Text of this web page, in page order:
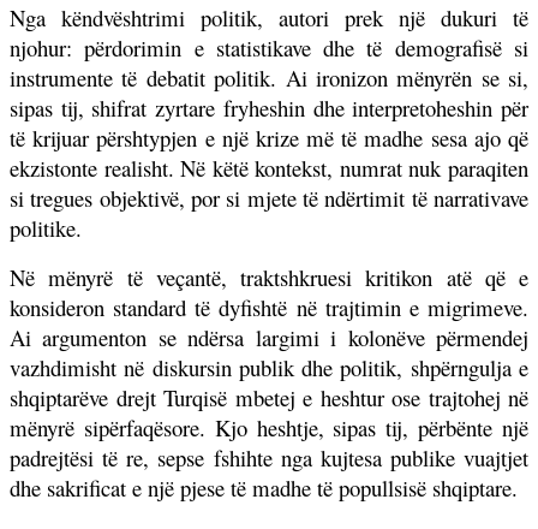
Nga këndvështrimi politik, autori prek një dukuri të
njohur: përdorimin e statistikave dhe të demografisë si
instrumente të debatit politik. Ai ironizon mënyrën se si,
sipas tij, shifrat zyrtare fryheshin dhe interpretoheshin për
të krijuar përshtypjen e një krize më të madhe sesa ajo që
ekzistonte realisht. Në këtë kontekst, numrat nuk paraqiten
si tregues objektivë, por si mjete të ndërtimit të narrativave
politike.
Në mënyrë të veçantë, traktshkruesi kritikon atë që e
konsideron standard të dyfishtë në trajtimin e migrimeve.
Ai argumenton se ndërsa largimi i kolonëve përmendej
vazhdimisht në diskursin publik dhe politik, shpërngulja e
shqiptarëve drejt Turqisë mbetej e heshtur ose trajtohej në
mënyrë sipërfaqësore. Kjo heshtje, sipas tij, përbënte një
padrejtësi të re, sepse fshihte nga kujtesa publike vuajtjet
dhe sakrificat e një pjese të madhe të popullsisë shqiptare.